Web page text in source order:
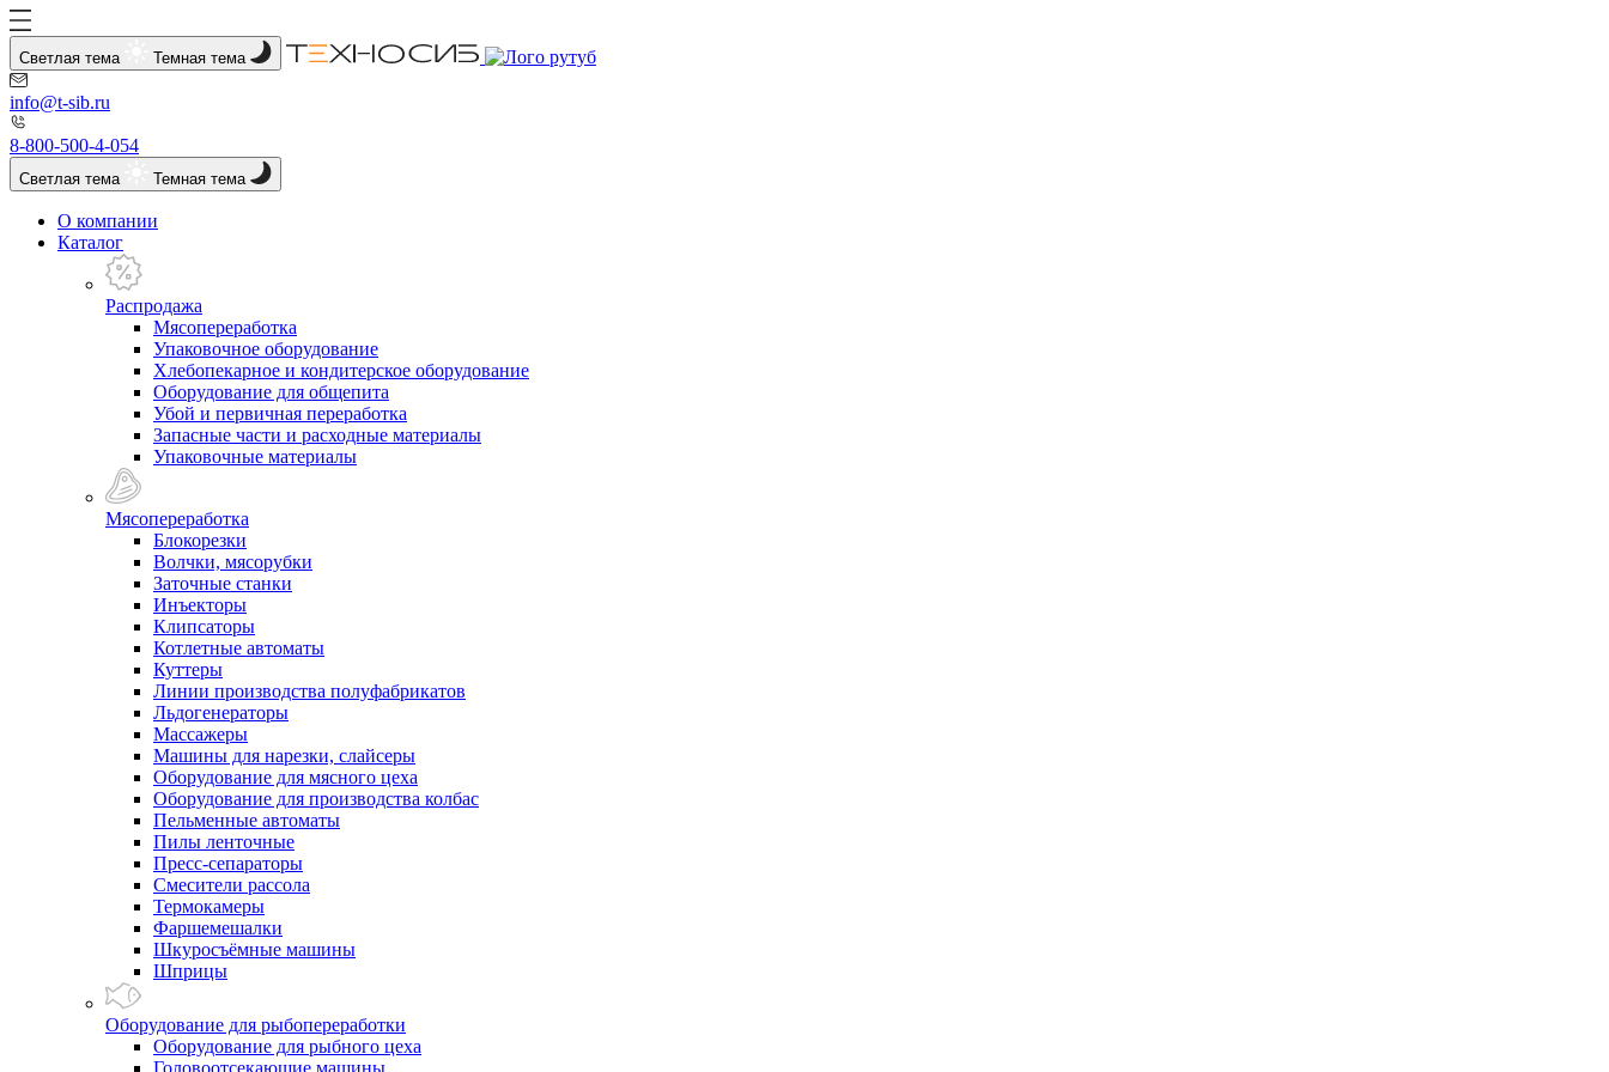
Светлая тема Темная тема
info@t-sib.ru
8-800-500-4-054
Светлая тема Темная тема
О компании
Каталог
Распродажа
Мясопереработка
Упаковочное оборудование
Хлебопекарное и кондитерское оборудование
Оборудование для общепита
Убой и первичная переработка
Запасные части и расходные материалы
Упаковочные материалы
Мясопереработка
Блокорезки
Волчки, мясорубки
Заточные станки
Инъекторы
Клипсаторы
Котлетные автоматы
Куттеры
Линии производства полуфабрикатов
Льдогенераторы
Массажеры
Машины для нарезки, слайсеры
Оборудование для мясного цеха
Оборудование для производства колбас
Пельменные автоматы
Пилы ленточные
Пресс-сепараторы
Смесители рассола
Термокамеры
Фаршемешалки
Шкуросъёмные машины
Шприцы
Оборудование для рыбопереработки
Оборудование для рыбного цеха
Головоотсекающие машины